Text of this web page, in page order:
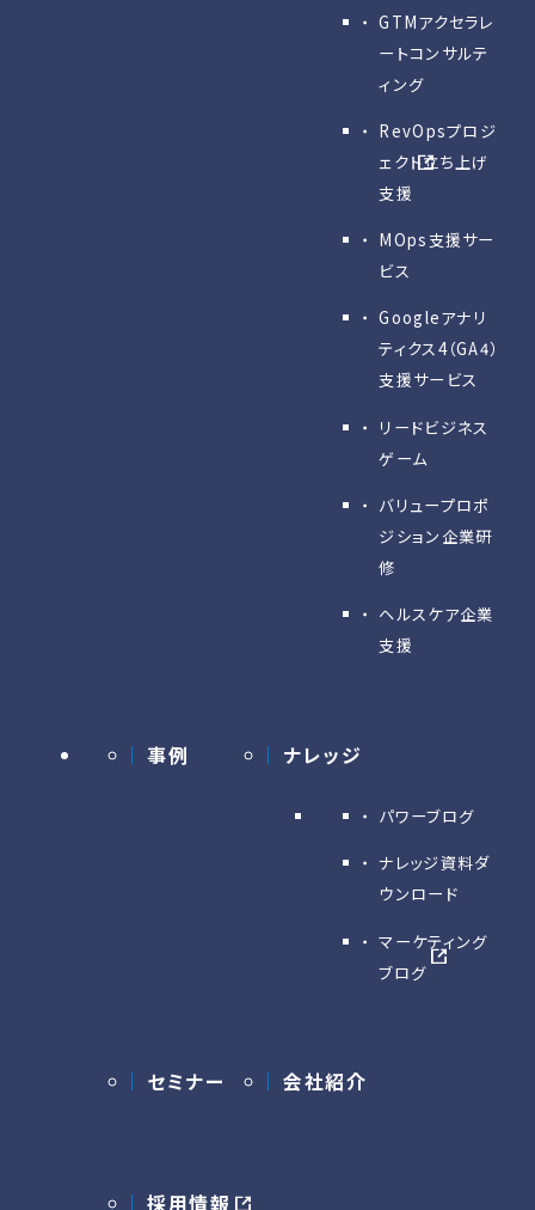
GTMアクセラレ
ートコンサルテ
ィング
RevOpsプロジ
ェクト立ち上げ
支援
MOps支援サー
ビス
Googleアナリ
ティクス4（GA4）
支援サービス
リードビジネス
ゲーム
バリュープロポ
ジション企業研
修
ヘルスケア企業
支援
事例 ナレッジ
パワーブログ
ナレッジ資料ダ
ウンロード
マーケティング
ブログ
セミナー 会社紹介
採用情報